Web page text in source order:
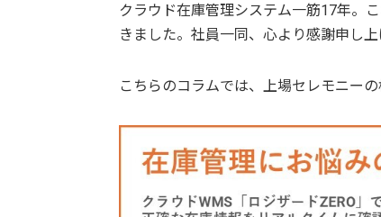
クラウド在庫管理システム一筋17年。
きました。社員一同、心より感謝申し上
こちらのコラムでは、上場セレモニー